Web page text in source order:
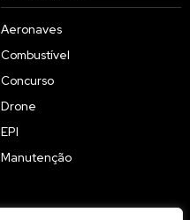
Aeronaves
Combustível
Concurso
Drone
EPI
Manutenção